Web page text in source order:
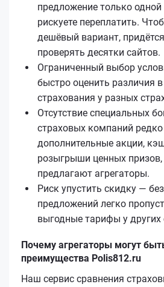
предложение только
рискуете переплатить.
дешёвый вариант,
проверять десятки сайтов.
Ограниченный выбор
быстро оценить различия
страхования у разных
Отсутствие специальных
страховых компаний
дополнительные акции,
розыгрыши ценных
предлагают агрегаторы.
Риск упустить скидку —
предложений легко
выгодные тарифы у других
Почему агрегаторы могут
преимущества Polis812.ru
Наш сервис сравнения